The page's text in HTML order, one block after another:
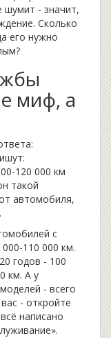
шумит - значит,
Сколько
его нужно
миф, а
120 000 км
такой
автомобиля,
с
110 000 км.
годов - 100
км. А у
- всего
- откройте
написано